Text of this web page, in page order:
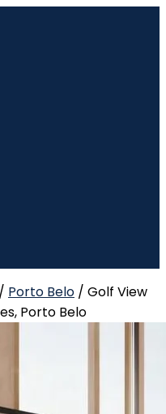
/ Porto Belo / Golf View
Porto Belo